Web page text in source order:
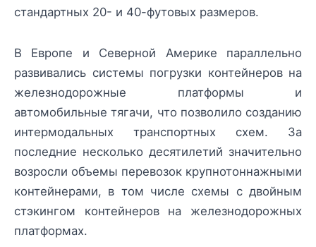
стандартных 20- и 40-футовых размеров.
В Европе и Северной Америке параллельно
развивались системы погрузки контейнеров на
железнодорожные платформы и
автомобильные тягачи, что позволило созданию
интермодальных транспортных схем. За
последние несколько десятилетий значительно
возросли объемы перевозок крупнотоннажными
контейнерами, в том числе схемы с двойным
стэкингом контейнеров на железнодорожных
платформах.